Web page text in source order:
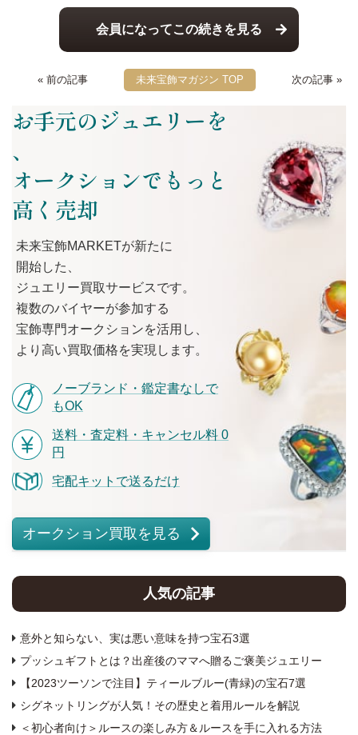
会員になってこの続きを見る
« 前の記事 未来宝飾マガジン TOP 次の記事 »
お手元のジュエリーを
、
オークションでもっと
高く売却
未来宝飾MARKETが新たに
開始した、
ジュエリー買取サービスです。
複数のバイヤーが参加する
宝飾専門オークションを活用し、
より 高い買取価格を実現します。
ノーブランド・鑑定書なしで
もOK
送料・査定料・キャンセル料 0
円
宅配キットで送るだけ
オークション買取を見る
人気の記事
意外と知らない、実は悪い意味を持つ宝石3選
プッシュギフトとは？出産後のママへ贈るご褒美ジュエリー
【2023ツーソンで注目】ティールブルー(青緑)の宝石7選
シグネットリングが人気！その歴史と着用ルールを解説
＜初心者向け＞ルースの楽しみ方＆ルースを手に入れる方法